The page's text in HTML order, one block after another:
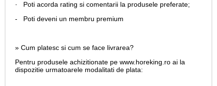
· Poti acorda rating si comentarii la produsele preferate;
- Poti deveni un membru premium
» Cum platesc si cum se face livrarea?
Pentru produsele achizitionate pe www.horeking.ro ai la
dispozitie urmatoarele modalitati de plata: